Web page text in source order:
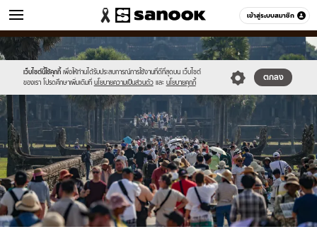
เข้าสู่ระบบสมาชิก
ข่าว หมวดอื่นๆ
เว็บไซต์นี้ใช้คุกกี้ เพื่อให้ท่านได้รับประสบการณ์การใช้งานที่ดีที่สุดบน เว็บไซต์
ของเรา โปรดศึกษาเพิ่มเติมที่ นโยบายความเป็นส่วนตัว และ นโยบายคุกกี้
ตกลง
Sanook
//s.isanook.com/sr/0/images/logo-
new-
sanook.png
600
60
//s.isanook.com/ns/0/ud/1862/9312438/cambodia.jpg